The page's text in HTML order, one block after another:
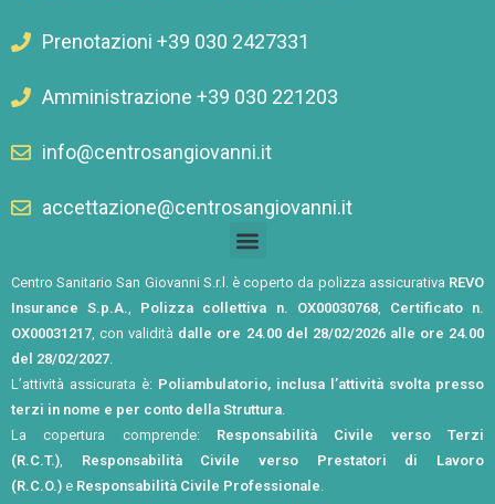
Prenotazioni +39 030 2427331
Amministrazione +39 030 221203
info@centrosangiovanni.it
accettazione@centrosangiovanni.it
Centro Sanitario San Giovanni S.r.l. è coperto da polizza assicurativa REVO
Insurance S.p.A., Polizza collettiva n. OX00030768, Certificato n.
OX00031217, con validità dalle ore 24.00 del 28/02/2026 alle ore 24.00
del 28/02/2027.
L’attività assicurata è: Poliambulatorio, inclusa l’attività svolta presso
terzi in nome e per conto della Struttura.
La copertura comprende: Responsabilità Civile verso Terzi
(R.C.T.), Responsabilità Civile verso Prestatori di Lavoro
(R.C.O.) e Responsabilità Civile Professionale.